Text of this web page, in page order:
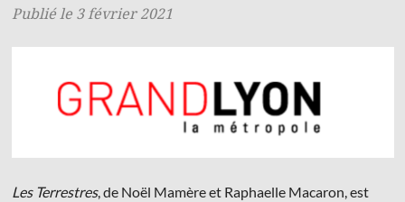
À propos
Connexion Inscription
Publié le 3 février 2021
Les Terrestres, de Noël Mamère et Raphaelle Macaron, est